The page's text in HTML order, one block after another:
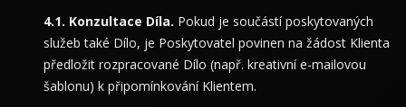
Konzultace Díla. Pokud je součástí poskytovaných
služeb také Dílo, je Poskytovatel povinen na žádost Klienta
předložit rozpracované Dílo (např. kreativní e-mailovou
šablonu) k připomínkování Klientem.